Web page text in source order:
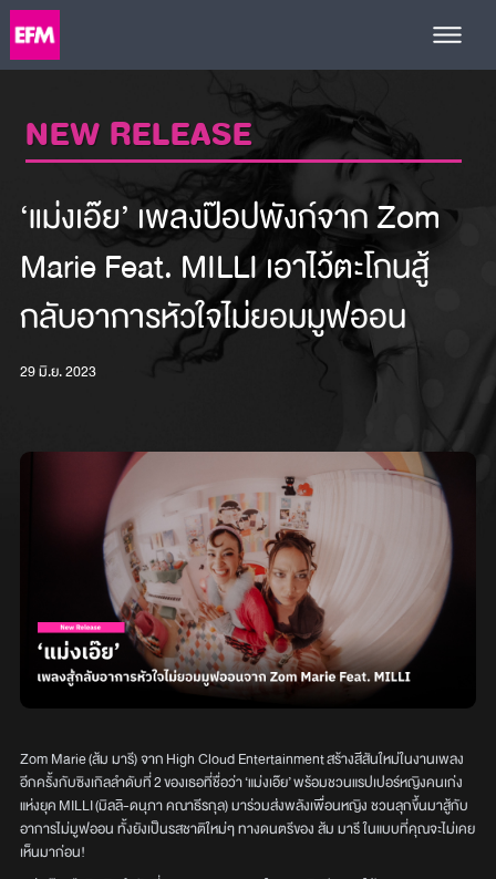
NEW RELEASE
‘แม่งเอ๊ย’ เพลงป๊อปพังก์จาก Zom
Marie Feat. MILLI เอาไว้ตะโกนสู้
กลับอาการหัวใจไม่ยอมมูฟออน
29 มิ.ย. 2023
Zom Marie (ส้ม มารี) จาก High Cloud Entertainment สร้างสีสันใหม่ในงานเพลง
อีกครั้งกับซิงเกิลลำดับที่ 2 ของเธอที่ชื่อว่า ‘แม่งเอ๊ย’ พร้อมชวนแรปเปอร์หญิงคนเก่ง
แห่งยุค MILLI (มิลลิ-ดนุภา คณาธีรกุล) มาร่วมส่งพลังเพื่อนหญิง ชวนลุกขึ้นมาสู้กับ
อาการไม่มูฟออน ทั้งยังเป็นรสชาติใหม่ๆ ทางดนตรีของ ส้ม มารี ในแบบที่คุณจะไม่เคย
เห็นมาก่อน!